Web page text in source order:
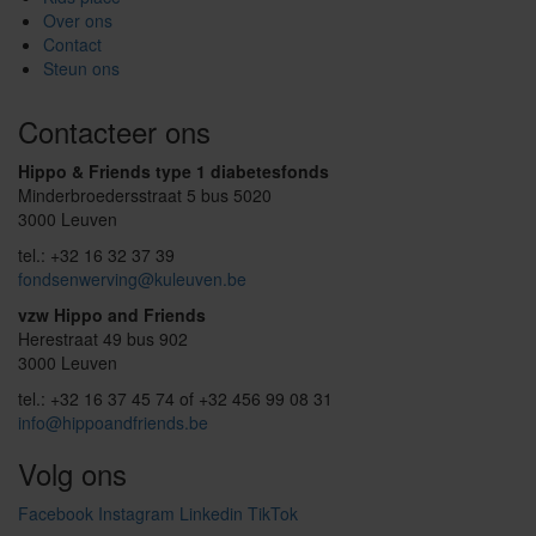
Over ons
Contact
Steun ons
Contacteer ons
Hippo & Friends type 1 diabetesfonds
Minderbroedersstraat 5 bus 5020
3000 Leuven
tel.: +32 16 32 37 39
fondsenwerving@kuleuven.be
vzw Hippo and Friends
Herestraat 49 bus 902
3000 Leuven
tel.: +32 16 37 45 74 of +32 456 99 08 31
info@hippoandfriends.be
Volg ons
Facebook Instagram Linkedin TikTok